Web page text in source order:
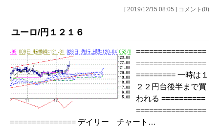
[ 2019/12/15 08:05 ] コメント(0)
ユーロ/円１２１６
================
================
========= 一時は１
２２円台後半まで買
われる ==========
================
=============== デイリー チャート…